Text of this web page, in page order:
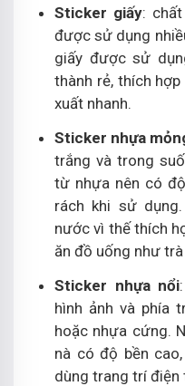
Sticker giấy:
được sử dụng
giấy được sử
thành rẻ, thích
xuất nhanh.
Sticker nhựa
trắng và trong
từ nhựa nên có
rách khi sử
nước vì thế thích
ăn đồ uống như
Sticker nhựa nổi
hình ảnh và phía
hoặc nhựa cứng.
nà có độ bền
dùng trang trí điện